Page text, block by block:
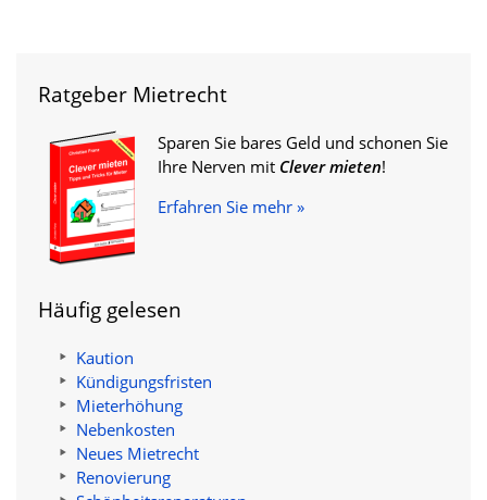
Ratgeber Mietrecht
Sparen Sie bares Geld und schonen Sie
Ihre Nerven mit Clever mieten!
Erfahren Sie mehr »
Häufig gelesen
Kaution
Kündigungsfristen
Mieterhöhung
Nebenkosten
Neues Mietrecht
Renovierung